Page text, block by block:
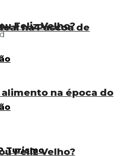
Feliz Velho?
na época do
na Páscoa de
Feliz Velho?